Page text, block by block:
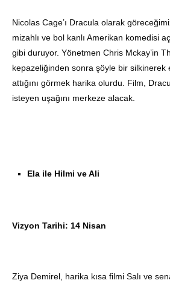
Nicolas Cage’ı Dracula olarak
mizahlı ve bol kanlı Amerikan komedisi
gibi duruyor. Yönetmen Chris Mckay’in
kepazeliğinden sonra şöyle bir silkinerek
attığını görmek harika olurdu. Film,
isteyen uşağını merkeze alacak.
Ela ile Hilmi ve Ali
Vizyon Tarihi: 14 Nisan
Ziya Demirel, harika kısa filmi Salı ve